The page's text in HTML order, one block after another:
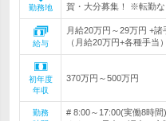
勤務地
賀・大分募集！ ※転勤
給与
月給20万円～29万円 +
（月給20万円+各種手当
初年度
年収
370万円～500万円
勤務
# 8:00～17:00(実働8時